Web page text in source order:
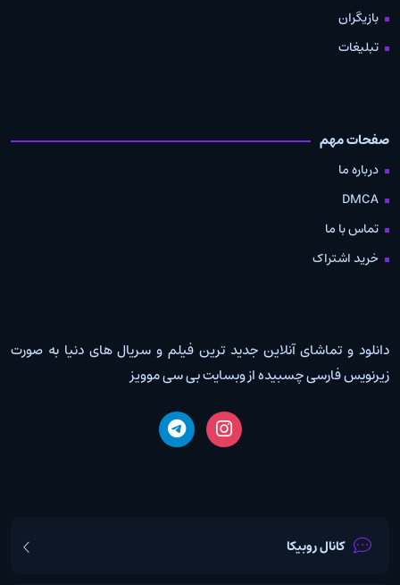
بازیگران
تبلیغات
صفحات مهم
درباره ما
DMCA
تماس با ما
خرید اشتراک
دانلود و تماشای آنلاین جدید ترین فیلم و سریال های دنیا به صورت
زیرنویس فارسی چسبیده از وبسایت بی سی موویز
کانال روبیکا